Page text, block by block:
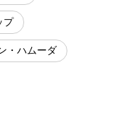
プ
・ハムーダ